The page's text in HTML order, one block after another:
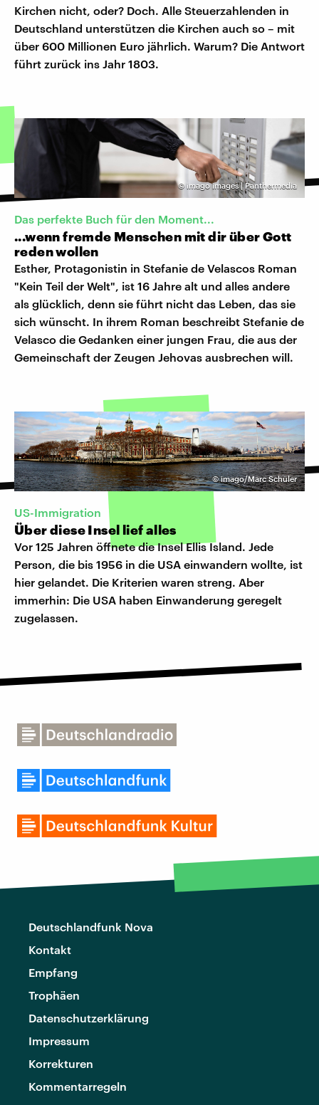
Kirchen nicht, oder? Doch. Alle Steuerzahlenden in
Deutschland unterstützen die Kirchen auch so – mit
über 600 Millionen Euro jährlich. Warum? Die Antwort
führt zurück ins Jahr 1803.
©imago images | Panthermedia
Das perfekte Buch für den Moment...
...wenn fremde Menschen mit dir über Gott
reden wollen
Esther, Protagonistin in Stefanie de Velascos Roman
"Kein Teil der Welt", ist 16 Jahre alt und alles andere
als glücklich, denn sie führt nicht das Leben, das sie
sich wünscht. In ihrem Roman beschreibt Stefanie de
Velasco die Gedanken einer jungen Frau, die aus der
Gemeinschaft der Zeugen Jehovas ausbrechen will.
©imago/Marc Schüler
US-Immigration
Über diese Insel lief alles
Vor 125 Jahren öffnete die Insel Ellis Island. Jede
Person, die bis 1956 in die USA einwandern wollte, ist
hier gelandet. Die Kriterien waren streng. Aber
immerhin: Die USA haben Einwanderung geregelt
zugelassen.
Deutschlandfunk Nova
Kontakt
Empfang
Trophäen
Datenschutzerklärung
Impressum
Korrekturen
Kommentarregeln